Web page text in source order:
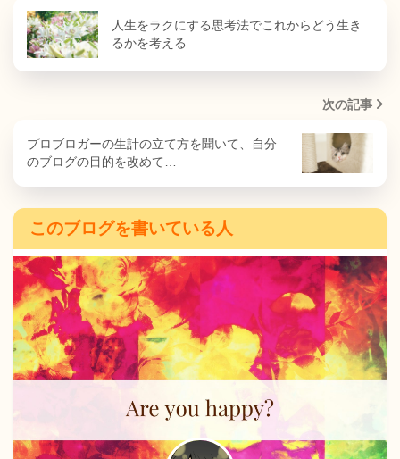
人生をラクにする思考法でこれからどう生き
るかを考える
次の記事
プロブロガーの生計の立て方を聞いて、自分
のブログの目的を改めて…
このブログを書いている人